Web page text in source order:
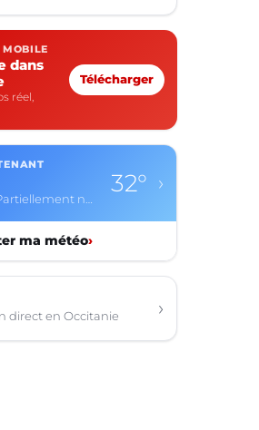
dans
réel,
Télécharger
Carcassonne · Partiellement nuageux
32° ›
ma météo›
direct en Occitanie ›